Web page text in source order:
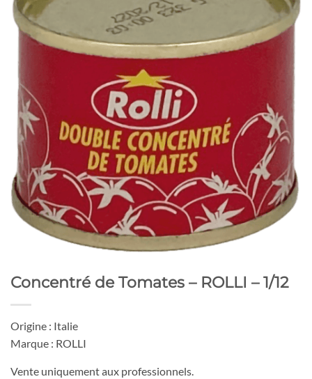
Concentré de Tomates – ROLLI – 1/12
Origine : Italie
Marque : ROLLI
Vente uniquement aux professionnels.